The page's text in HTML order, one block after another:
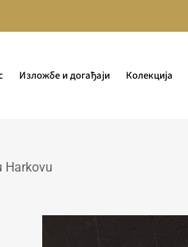
Изложбе и догађаји Колекција
Harkovu